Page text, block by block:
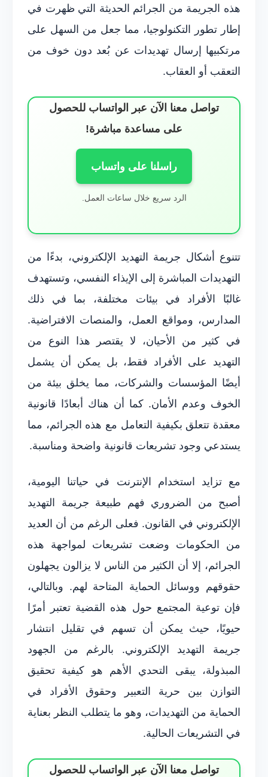
هذه الجريمة من الجرائم الحديثة التي ظهرت في
إطار تطور التكنولوجيا، مما جعل من السهل على
مرتكبيها إرسال تهديدات عن بُعد دون خوف من
التعقب أو العقاب.
تواصل معنا الآن عبر الواتساب للحصول
على مساعدة مباشرة!
راسلنا على واتساب
الرد سريع خلال ساعات العمل.
تتنوع أشكال جريمة التهديد الإلكتروني، بدءًا من
التهديدات المباشرة إلى الإيذاء النفسي، وتستهدف
غالبًا الأفراد في بيئات مختلفة، بما في ذلك
المدارس، ومواقع العمل، والمنصات الافتراضية.
في كثير من الأحيان، لا يقتصر هذا النوع من
التهديد على الأفراد فقط، بل يمكن أن يشمل
أيضًا المؤسسات والشركات، مما يخلق بيئة من
الخوف وعدم الأمان. كما أن هناك أبعادًا قانونية
معقدة تتعلق بكيفية التعامل مع هذه الجرائم، مما
يستدعي وجود تشريعات قانونية واضحة ومناسبة.
مع تزايد استخدام الإنترنت في حياتنا اليومية،
أصبح من الضروري فهم طبيعة جريمة التهديد
الإلكتروني في القانون. فعلى الرغم من أن العديد
من الحكومات وضعت تشريعات لمواجهة هذه
الجرائم، إلا أن الكثير من الناس لا يزالون يجهلون
حقوقهم ووسائل الحماية المتاحة لهم. وبالتالي،
فإن توعية المجتمع حول هذه القضية تعتبر أمرًا
حيويًا، حيث يمكن أن تسهم في تقليل انتشار
جريمة التهديد الإلكتروني. بالرغم من الجهود
المبذولة، يبقى التحدي الأهم هو كيفية تحقيق
التوازن بين حرية التعبير وحقوق الأفراد في
الحماية من التهديدات، وهو ما يتطلب النظر بعناية
في التشريعات الحالية.
تواصل معنا الآن عبر الواتساب للحصول